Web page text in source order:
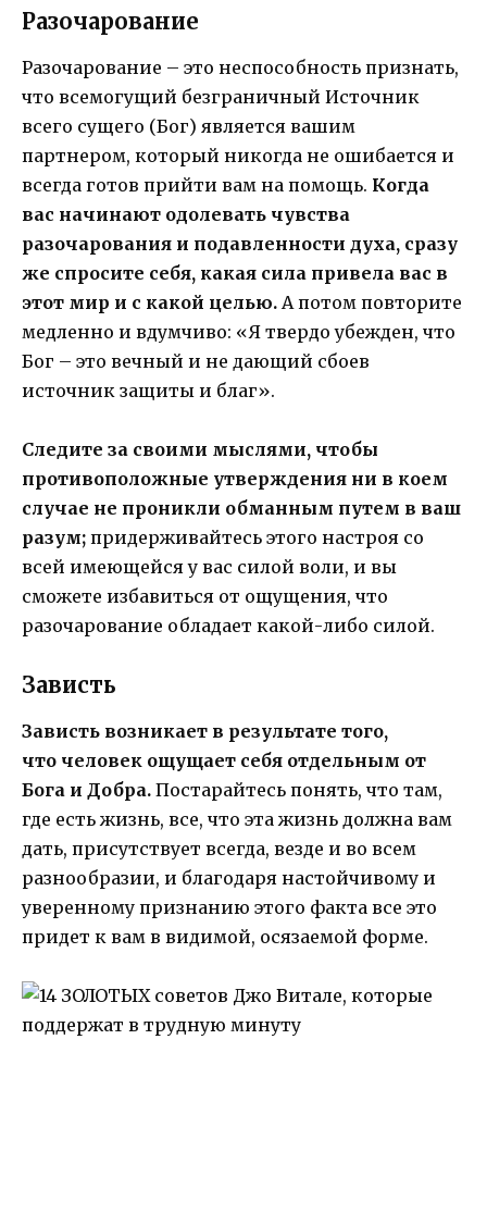
Разочарование
Разочарование – это неспособность признать,
что всемогущий безграничный Источник
всего сущего (Бог) является вашим
партнером, который никогда не ошибается и
всегда готов прийти вам на помощь. Когда
вас начинают одолевать чувства
разочарования и подавленности духа, сразу
же спросите себя, какая сила привела вас в
этот мир и с какой целью. А потом повторите
медленно и вдумчиво: «Я твердо убежден, что
Бог – это вечный и не дающий сбоев
источник защиты и благ».
Следите за своими мыслями, чтобы
противоположные утверждения ни в коем
случае не проникли обманным путем в ваш
разум; придерживайтесь этого настроя со
всей имеющейся у вас силой воли, и вы
сможете избавиться от ощущения, что
разочарование обладает какой-либо силой.
Зависть
Зависть возникает в результате того,
что человек ощущает себя отдельным от
Бога и Добра. Постарайтесь понять, что там,
где есть жизнь, все, что эта жизнь должна вам
дать, присутствует всегда, везде и во всем
разнообразии, и благодаря настойчивому и
уверенному признанию этого факта все это
придет к вам в видимой, осязаемой форме.